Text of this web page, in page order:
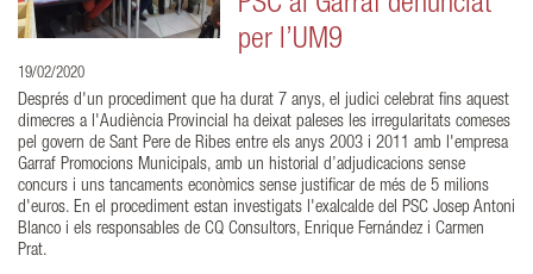
per l’UM9
19/02/2020
Després d'un procediment que ha durat 7 anys, el judici celebrat fins aquest
dimecres a l'Audiència Provincial ha deixat paleses les irregularitats comeses
pel govern de Sant Pere de Ribes entre els anys 2003 i 2011 amb l'empresa
Garraf Promocions Municipals, amb un historial d’adjudicacions sense
concurs i uns tancaments econòmics sense justificar de més de 5 milions
d'euros. En el procediment estan investigats l'exalcalde del PSC Josep Antoni
Blanco i els responsables de CQ Consultors, Enrique Fernández i Carmen
Prat.